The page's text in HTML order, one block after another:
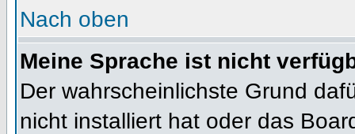
Nach oben
Meine Sprache ist nicht
Der wahrscheinlichste Grund
nicht installiert hat oder das